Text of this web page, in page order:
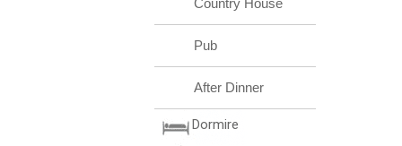
Country House
Pub
After Dinner
Dormire